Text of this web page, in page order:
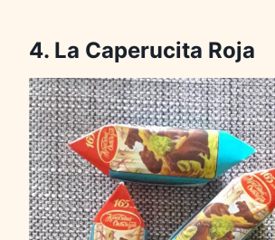
4. La Caperucita Roja